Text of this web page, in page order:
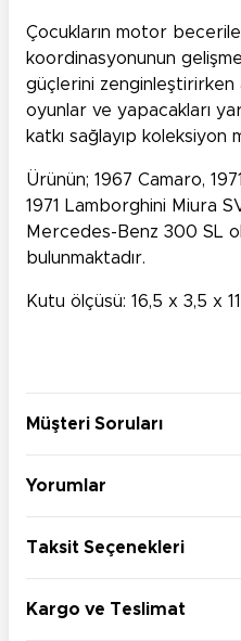
Çocukların motor
koordinasyonunun
güçlerini zenginleştirirken
oyunlar ve yapacakları
katkı sağlayıp koleksiyon
Ürünün; 1967 Camaro,
1971 Lamborghini Miura
Mercedes-Benz 300 SL
bulunmaktadır.
Kutu ölçüsü: 16,5 x 3,5 x
Müşteri Soruları
Yorumlar
Taksit Seçenekleri
Kargo ve Teslimat